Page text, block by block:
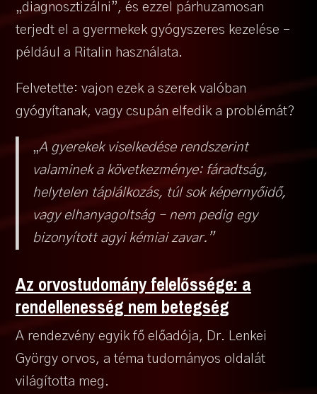
„diagnosztizálni”, és ezzel párhuzamosan
terjedt el a gyermekek gyógyszeres kezelése –
például a Ritalin használata.
Felvetette: vajon ezek a szerek valóban
gyógyítanak, vagy csupán elfedik a problémát?
„A gyerekek viselkedése rendszerint
valaminek a következménye: fáradtság,
helytelen táplálkozás, túl sok képernyőidő,
vagy elhanyagoltság – nem pedig egy
bizonyított agyi kémiai zavar.”
Az orvostudomány felelőssége: a
rendellenesség nem betegség
A rendezvény egyik fő előadója, Dr. Lenkei
György orvos, a téma tudományos oldalát
világította meg.